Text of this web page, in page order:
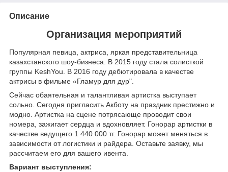
Описание
Организация мероприятий
Популярная певица, актриса, яркая представительница
казахстанского шоу-бизнеса. В 2015 году стала солисткой
группы KeshYou. В 2016 году дебютировала в качестве
актрисы в фильме «Гламур для дур".
Сейчас обаятельная и талантливая артистка выступает
сольно. Сегодня пригласить Акботу на праздник престижно и
модно. Артистка на сцене потрясающе проводит свои
номера, зажигает сердца и вдохновляет. Гонорар артистки в
качестве ведущего 1 440 000 тг. Гонорар может меняться в
зависимости от логистики и райдера. Оставьте заявку, мы
рассчитаем его для вашего ивента.
Вариант выступления: